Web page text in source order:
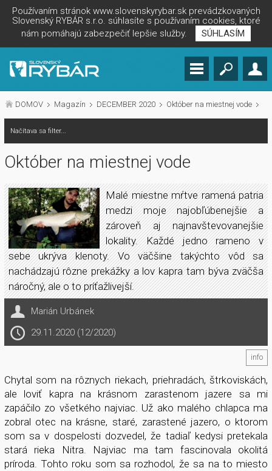
Používaním stránok www.slovenskyrybar.sk prevádzkovaných
Slovenský RYBÁR s.r.o. súhlasíte s používaním cookies, ktoré
nám pomáhajú zabezpečiť lepšie služby.
SÚHLASÍM
DOMOV Magazín DECEMBER 2020 Október na miestnej vode
Načítava sa filter...
Október na miestnej vode
Malé miestne mŕtve ramená patria
medzi moje najobľúbenejšie a
zároveň aj najnavštevovanejšie
lokality. Každé jedno rameno v
sebe ukrýva klenoty. Vo väčšine takýchto vôd sa
nachádzajú rôzne prekážky a lov kapra tam býva zväčša
náročný, ale o to príťažlivejší.
Marián Urbánek
29.11.2020 (12/2020)
info
Chytal som na rôznych riekach, priehradách, štrkoviskách,
ale loviť kapra na krásnom zarastenom jazere sa mi
zapáčilo zo všetkého najviac. Už ako malého chlapca ma
zobral otec na krásne, staré, zarastené jazero, o ktorom
som sa v dospelosti dozvedel, že tadiaľ kedysi pretekala
stará rieka Nitra. Najviac ma tam fascinovala okolitá
príroda. Tohto roku som sa rozhodol, že sa na to miesto